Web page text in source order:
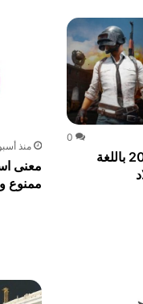
0
اسماء ببجي مزخرفه 2027 باللغة
منذ
معنى
ممنوع